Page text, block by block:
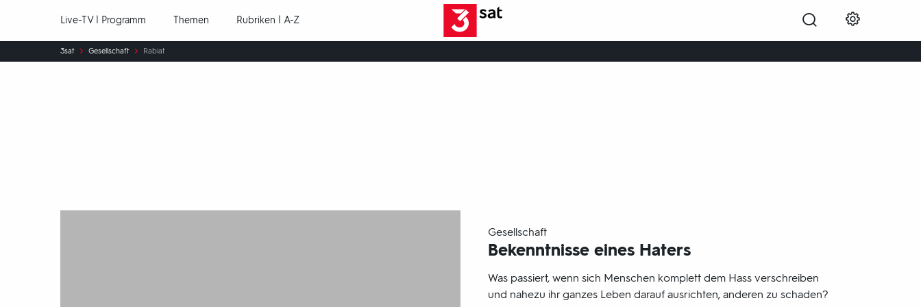
Live-TV | Programm Themen Rubriken | A-Z
Sie
sind
3sat Gesellschaft Rabiat
Gesellschaft-
Bekenntnisse eines Haters
Was passiert, wenn sich Menschen komplett dem Hass verschreiben
und nahezu ihr ganzes Leben darauf ausrichten, anderen zu schaden?